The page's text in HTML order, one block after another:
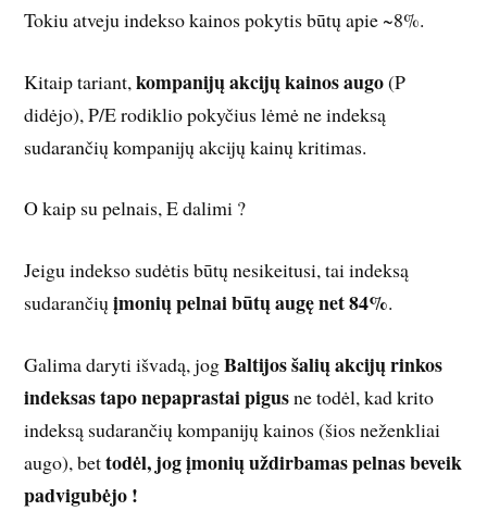
Tokiu atveju indekso kainos pokytis būtų apie ~8%.
Kitaip tariant,kompanijų akcijų kainos augo(P
didėjo), P/E rodiklio pokyčius lėmė ne indeksą
sudarančių kompanijų akcijų kainų kritimas.
O kaip su pelnais, E dalimi ?
Jeigu indekso sudėtis būtų nesikeitusi, tai indeksą
sudarančiųįmonių pelnai būtų augę net 84%.
Galima daryti išvadą, jogBaltijos šalių akcijų rinkos
indeksas tapo nepaprastai pigusne todėl, kad krito
indeksą sudarančių kompanijų kainos (šios neženkliai
augo), bettodėl, jog įmonių uždirbamas pelnas beveik
padvigubėjo !